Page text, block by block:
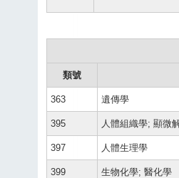
類號
363 遺傳學
395 人體組織學; 顯微
397 人體生理學
399 生物化學; 醫化學